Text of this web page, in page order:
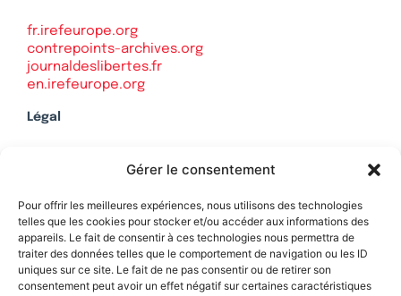
Gérer le consentement
Pour offrir les meilleures expériences, nous utilisons des technologies
telles que les cookies pour stocker et/ou accéder aux informations des
appareils. Le fait de consentir à ces technologies nous permettra de
traiter des données telles que le comportement de navigation ou les ID
uniques sur ce site. Le fait de ne pas consentir ou de retirer son
consentement peut avoir un effet négatif sur certaines caractéristiques
fr.irefeurope.org
contrepoints-archives.org
journaldeslibertes.fr
en.irefeurope.org
Légal
Politique de confidentialité
Soutenez Contrepoints